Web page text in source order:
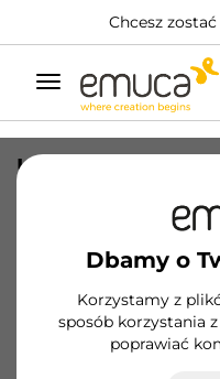
Chcesz zostać
Przełącz
nawigację
Dbamy o
Korzystamy z
sposób korzystania
poprawiać
Uchwyt na noże
mm, Stal i
Karta produktu